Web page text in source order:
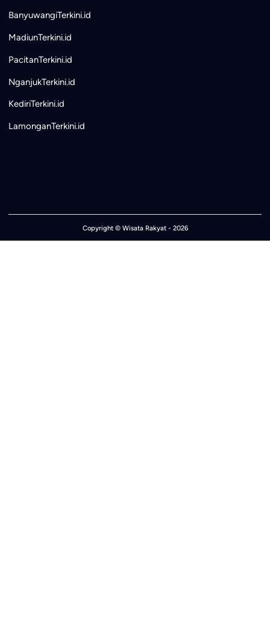
BanyuwangiTerkini.id
MadiunTerkini.id
PacitanTerkini.id
NganjukTerkini.id
KediriTerkini.id
LamonganTerkini.id
Copyright © Wisata Rakyat- 2026